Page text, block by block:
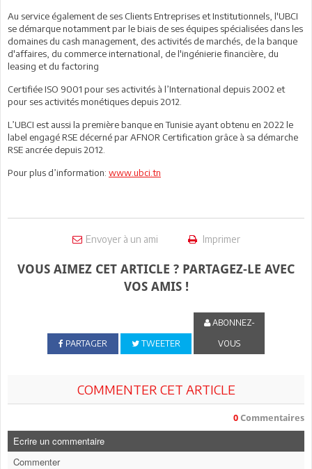
Au service également de ses Clients Entreprises et Institutionnels, l'UBCI
se démarque notamment par le biais de ses équipes spécialisées dans les
domaines du cash management, des activités de marchés, de la banque
d'affaires, du commerce international, de l'ingénierie financière, du
leasing et du factoring
Certifiée ISO 9001 pour ses activités à l’International depuis 2002 et
pour ses activités monétiques depuis 2012.
L’UBCI est aussi la première banque en Tunisie ayant obtenu en 2022 le
label engagé RSE décerné par AFNOR Certification grâce à sa démarche
RSE ancrée depuis 2012.
Pour plus d’information: www.ubci.tn
Envoyer à un ami Imprimer
VOUS AIMEZ CET ARTICLE ? PARTAGEZ-LE AVEC
VOS AMIS !
PARTAGER TWEETER
ABONNEZ-
VOUS
COMMENTER CET ARTICLE
0 Commentaires
Ecrire un commentaire
Commenter